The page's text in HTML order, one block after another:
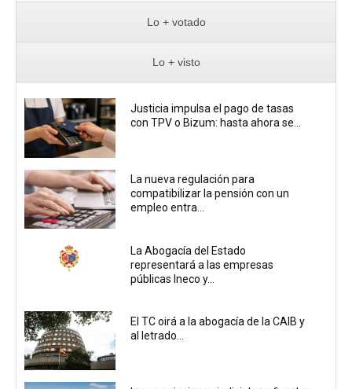
Lo + votado
Lo + visto
Justicia impulsa el pago de tasas
con TPV o Bizum: hasta ahora se...
La nueva regulación para
compatibilizar la pensión con un
empleo entra...
La Abogacía del Estado
representará a las empresas
públicas Ineco y...
El TC oirá a la abogacía de la CAIB y
al letrado...